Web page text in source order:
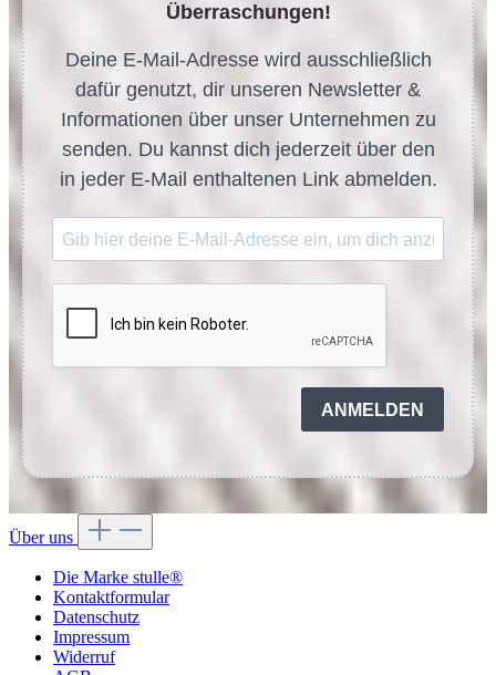
Überraschungen!
Deine E-Mail-Adresse wird ausschließlich
dafür genutzt, dir unseren Newsletter &
Informationen über unser Unternehmen zu
senden. Du kannst dich jederzeit über den
in jeder E-Mail enthaltenen Link abmelden.
ANMELDEN
Über uns
Die Marke stulle®
Kontaktformular
Datenschutz
Impressum
Widerruf